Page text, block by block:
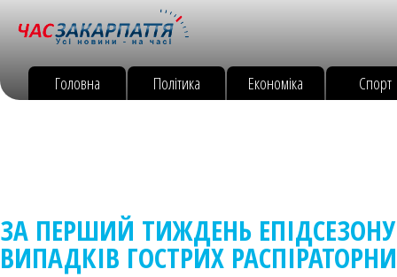
Головна Політика Економіка Спорт
ЗА ПЕРШИЙ ТИЖДЕНЬ
ВИПАДКІВ ГОСТРИХ